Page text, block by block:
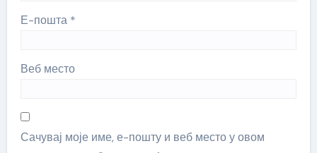
Е-пошта *
Веб место
Сачувај моје име, е-пошту и веб место у овом